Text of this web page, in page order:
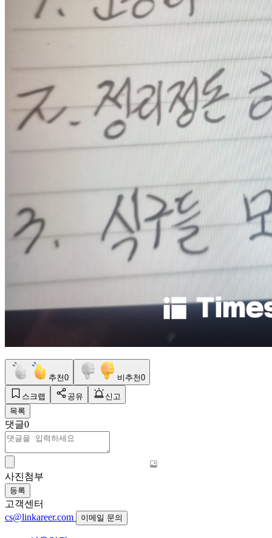
추천0 비추천0
스크랩 공유
신고
목록
댓글0
사진첨부
등록
고객센터
cs@linkareer.com
이메일 문의